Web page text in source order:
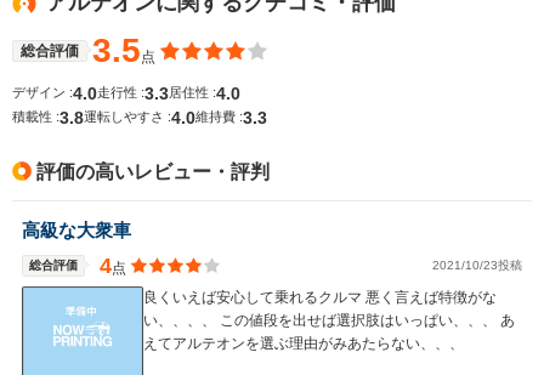
WLTCモード
燃費
└市街地:8.6km/L
└郊外:11.6km/L
└高速道路:13.5km/L
14.5km/L
総合評価 3.5点
デザイン :4.0走行性 :3.3居住性 :4.0
積載性 :3.8運転しやすさ :4.0維持費 :3.3
評価の高いレビュー・評判
高級な大衆車
総合評価 4点 2021/10/23投稿
良くいえば安心して乗れるクルマ 悪く言えば特徴がな
い、、、、 この値段を出せば選択肢はいっぱい、、、 あ
えてアルテオンを選ぶ理由がみあたらない、、、